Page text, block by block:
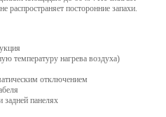
распространяет посторонние запахи.
температуру нагрева воздуха)
отключением
задней панелях